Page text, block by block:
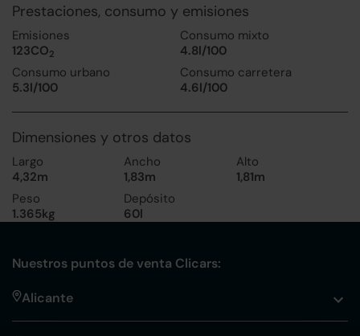
Prestaciones, consumo y emisiones
Emisiones
123CO2
Consumo mixto
4.8l/100
Consumo urbano
5.3l/100
Consumo carretera
4.6l/100
Dimensiones y otros datos
Largo
4,32m
Ancho
1,83m
Alto
1,81m
Peso
1.365kg
Depósito
60l
Nuestros puntos de venta Clicars:
Alicante